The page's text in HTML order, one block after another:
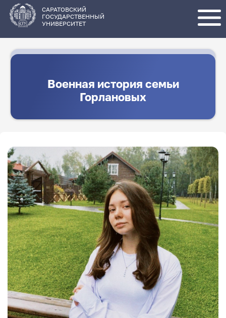
основному
содержанию
САРАТОВСКИЙ
ГОСУДАРСТВЕННЫЙ
УНИВЕРСИТЕТ
Военная история семьи
Горлановых